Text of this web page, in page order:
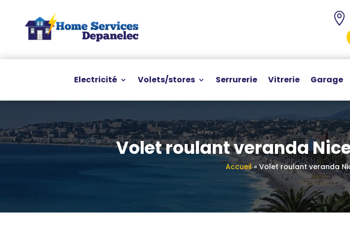

Electricité Volets/stores Serrurerie Vitrerie Garage
Volet roulant veranda
Accueil »Volet roulant veranda